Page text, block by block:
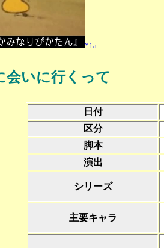
*1a
いに行くって
日付
区分
脚本
演出
シリーズ
主要キャラ